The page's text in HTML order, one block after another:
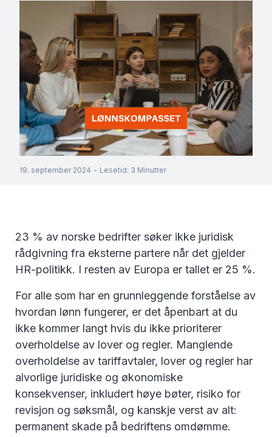
19. september 2024 - Lesetid: 3 Minutter
23 % av norske bedrifter søker ikke juridisk
rådgivning fra eksterne partere når det gjelder
HR-politikk. I resten av Europa er tallet er 25 %.
For alle som har en grunnleggende forståelse av
hvordan lønn fungerer, er det åpenbart at du
ikke kommer langt hvis du ikke prioriterer
overholdelse av lover og regler. Manglende
overholdelse av tariffavtaler, lover og regler har
alvorlige juridiske og økonomiske
konsekvenser, inkludert høye bøter, risiko for
revisjon og søksmål, og kanskje verst av alt:
permanent skade på bedriftens omdømme.